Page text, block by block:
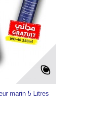
marin 5 Litres